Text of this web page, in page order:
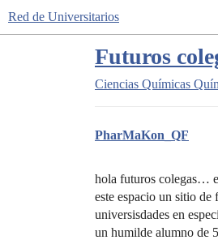
Red de Universitarios
Futuros
Ciencias Químicas
PharMaKon_QF
hola futuros colegas…
este espacio un sitio
universisdades en
un humilde alumno de